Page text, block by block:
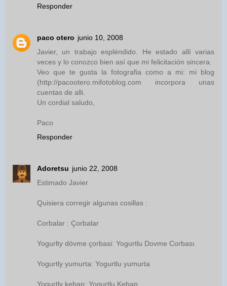
Responder
paco otero junio 10, 2008
Javier, un trabajo espléndido. He estado allí varias
veces y lo conozco bien así que mi felicitación sincera.
Veo que te gusta la fotografia como a mi: mi blog
(http://pacootero.mifotoblog.com incorpora unas
cuentas de alli.
Un cordial saludo,
Paco
Responder
Adoretsu junio 22, 2008
Estimado Javier
Quisiera corregir algunas cosillas :
Corbalar : Çorbalar
Yogurlty dövme çorbasi: Yogurtlu Dovme Corbası
Yogurtly yumurta: Yogurtlu yumurta
Yogurtly kebap: Yogurtlu Kebap